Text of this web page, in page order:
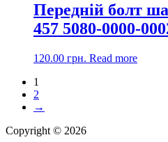
Передній болт
457 5080-0000-
120.00 грн. Read more
1
2
→
Copyright © 2026